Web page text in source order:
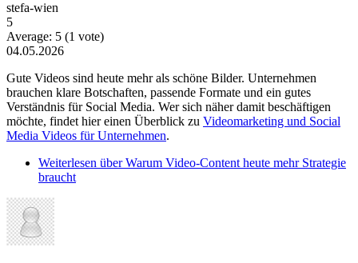
stefa-wien
5
Average: 5 (1 vote)
04.05.2026
Gute Videos sind heute mehr als schöne Bilder. Unternehmen
brauchen klare Botschaften, passende Formate und ein gutes
Verständnis für Social Media. Wer sich näher damit beschäftigen
möchte, findet hier einen Überblick zu Videomarketing und Social
Media Videos für Unternehmen.
Weiterlesen über Warum Video-Content heute mehr Strategie
braucht